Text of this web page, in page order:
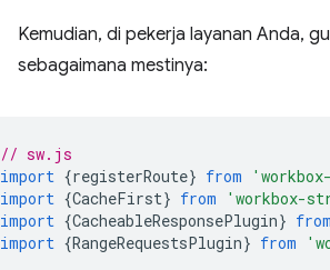
Kemudian, di pekerja layanan Anda,
sebagaimana mestinya:
// sw.js
import {registerRoute} from
import {CacheFirst} from 'workbox-
import {CacheableResponsePlugin} from
import {RangeRequestsPlugin} from